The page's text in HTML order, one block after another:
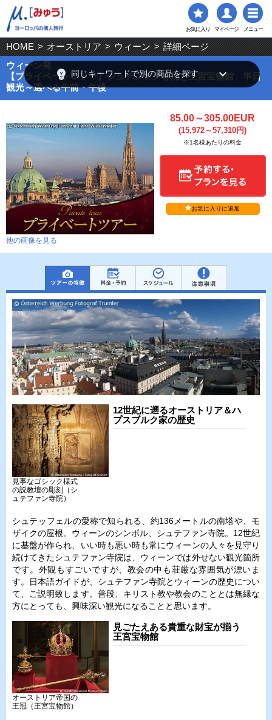
お気に入り マイページ メニュー
HOME > オーストリア > ウィーン > 詳細ページ
ウィーン発
【プライベートツアー】シュテファン寺院と王宮宝物館 半日
観光～選べる午前・午後
他の画像を見る
85.00～305.00EUR
(15,972～57,310円)
※1名様あたりの料金
お気に入りに追加
12世紀に遡るオーストリア＆ハ
プスブルク家の歴史
見事なゴシック様式
の説教壇の彫刻（シ
ュテファン寺院）
シュテッフェルの愛称で知られる、約136メートルの南塔や、モ
ザイクの屋根。ウィーンのシンボル、シュテファン寺院。12世紀
に基盤が作られ、いい時も悪い時も常にウィーンの人々を見守り
続けてきたシュテファン寺院は、ウィーンでは外せない観光箇所
です。外観もすごいですが、教会の中も荘厳な雰囲気が漂いま
す。日本語ガイドが、シュテファン寺院とウィーンの歴史につい
て、ご説明致します。普段、キリスト教や教会のこととは無縁な
方にとっても、興味深い観光になることと思います。
見ごたえある貴重な財宝が揃う
王宮宝物館
オーストリア帝国の
王冠（王宮宝物館）
emoji_objects 同じキーワードで別の商品を探すkeyboard_arrow_down